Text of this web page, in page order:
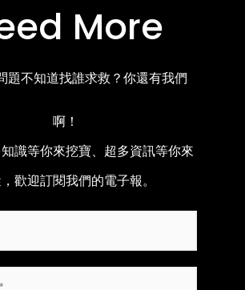
More
題不知道找誰求救？你還有我們
啊！
識等你來挖寶、超多資訊等你來
歡迎訂閱我們的電子報。